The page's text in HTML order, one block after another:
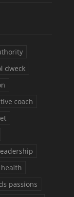
dweck
coach
passions